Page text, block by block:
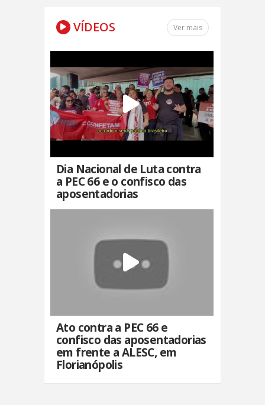
VÍDEOS Ver mais
Dia Nacional de Luta contra
a PEC 66 e o confisco das
aposentadorias
Ato contra a PEC 66 e
confisco das aposentadorias
em frente a ALESC, em
Florianópolis